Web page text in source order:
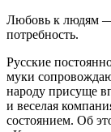
Любовь к людям
потребность.
Русские
муки
народу присуще
и веселая
состоянием. Об